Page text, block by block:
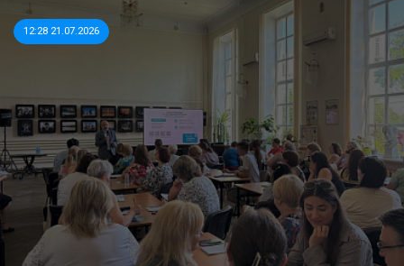
12:28 21.07.2026